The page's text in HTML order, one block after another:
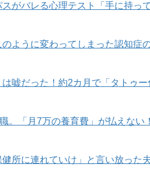
がバレる心理テスト「手に持っ
のように変わってしまった認知
嘘だった！約2カ月で「タトゥ
。「月7万の養育費」が払えな
所に連れていけ」と言い放っ